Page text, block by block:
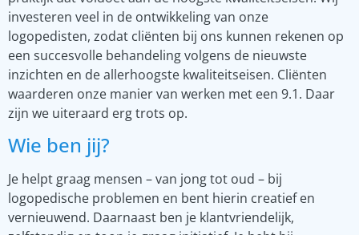
investeren veel in de ontwikkeling van onze
logopedisten, zodat cliënten bij ons kunnen rekenen op
een succesvolle behandeling volgens de nieuwste
inzichten en de allerhoogste kwaliteitseisen. Cliënten
waarderen onze manier van werken met een 9.1. Daar
zijn we uiteraard erg trots op.
Wie ben jij?
Je helpt graag mensen – van jong tot oud – bij
logopedische problemen en bent hierin creatief en
vernieuwend. Daarnaast ben je klantvriendelijk,